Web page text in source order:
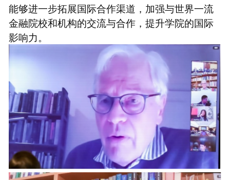
能够进一步拓展国际合作渠道，加强与世界一流
金融院校和机构的交流与合作，提升学院的国际
影响力。